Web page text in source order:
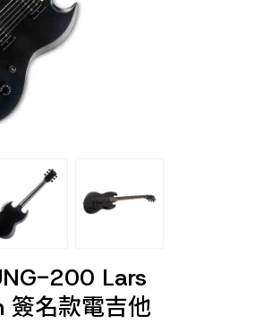
200 Lars
簽名款電吉他